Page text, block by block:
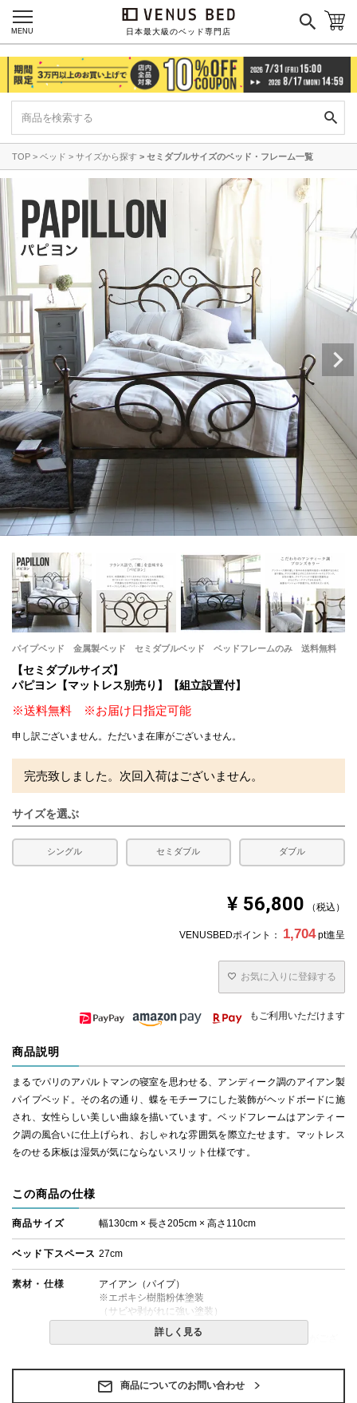
日本最大級のベッド専門店
MENU
TOP ベッド サイズから探す セミダブルサイズのベッド・フレーム一覧
パイプベッド 金属製ベッド セミダブルベッド ベッドフレームのみ 送料無料
【セミダブルサイズ】
パピヨン【マットレス別売り】【組立設置付】
※送料無料 ※お届け日指定可能
申し訳ございません。ただいま在庫がございません。
完売致しました。次回入荷はございません。
サイズを選ぶ
シングル セミダブル ダブル
¥ 56,800 税込
VENUSBEDポイント： 1,704 pt進呈
お気に入りに登録する
もご利用いただけます
商品説明
まるでパリのアパルトマンの寝室を思わせる、アンディーク調のアイアン製
パイプベッド。その名の通り、蝶をモチーフにした装飾がヘッドボードに施
され、女性らしい美しい曲線を描いています。ベッドフレームはアンティー
ク調の風合いに仕上げられ、おしゃれな雰囲気を際立たせます。マットレス
をのせる床板は湿気が気にならないスリット仕様です。
この商品の仕様
商品サイズ 幅130cm × 長さ205cm × 高さ110cm
ベッド下スペース 27cm
素材・仕様
アイアン（パイプ）
※エポキシ樹脂粉体塗装
（サビや剥がれに強い塗装）
※仕様上、開梱後に少量の金属粉が発生することがござ
・組立設置無料！
・価格はベッドフレームのみの金額です。
詳しく見る
商品についてのお問い合わせ